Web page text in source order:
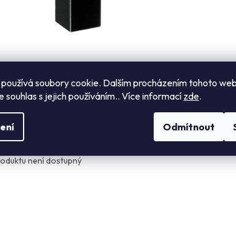
soubory cookie. Dalším procházením tohoto
s jejich používáním.. Více informacízde.
Odmítnout
Návod k použití Hodnocení Diskuze
popis produktu
není dostupný